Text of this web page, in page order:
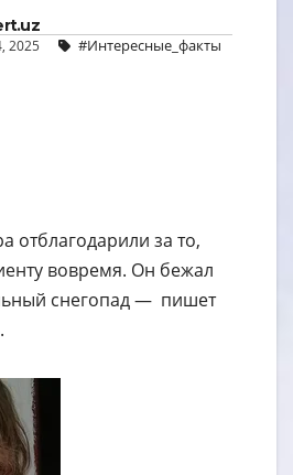
2025 #Интересные_факты
отблагодарили за то,
вовремя. Он бежал
снегопад — пишет